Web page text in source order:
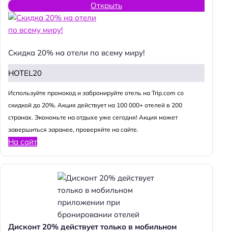
Открыть
Скидка 20% на отели по всему миру!
HOTEL20
Используйте промокод и забронируйте отель на Trip.com со
скидкой до 20%. Акция действует на 100 000+ отелей в 200
странах. Экономьте на отдыхе уже сегодня! Акция может
завершиться заранее, проверяйте на сайте.
На сайт
Дисконт 20% действует только в мобильном